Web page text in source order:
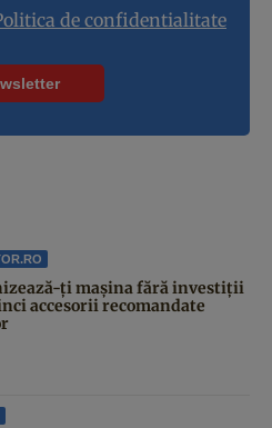
de confidentialitate
ți mașina fără investiții
accesorii recomandate